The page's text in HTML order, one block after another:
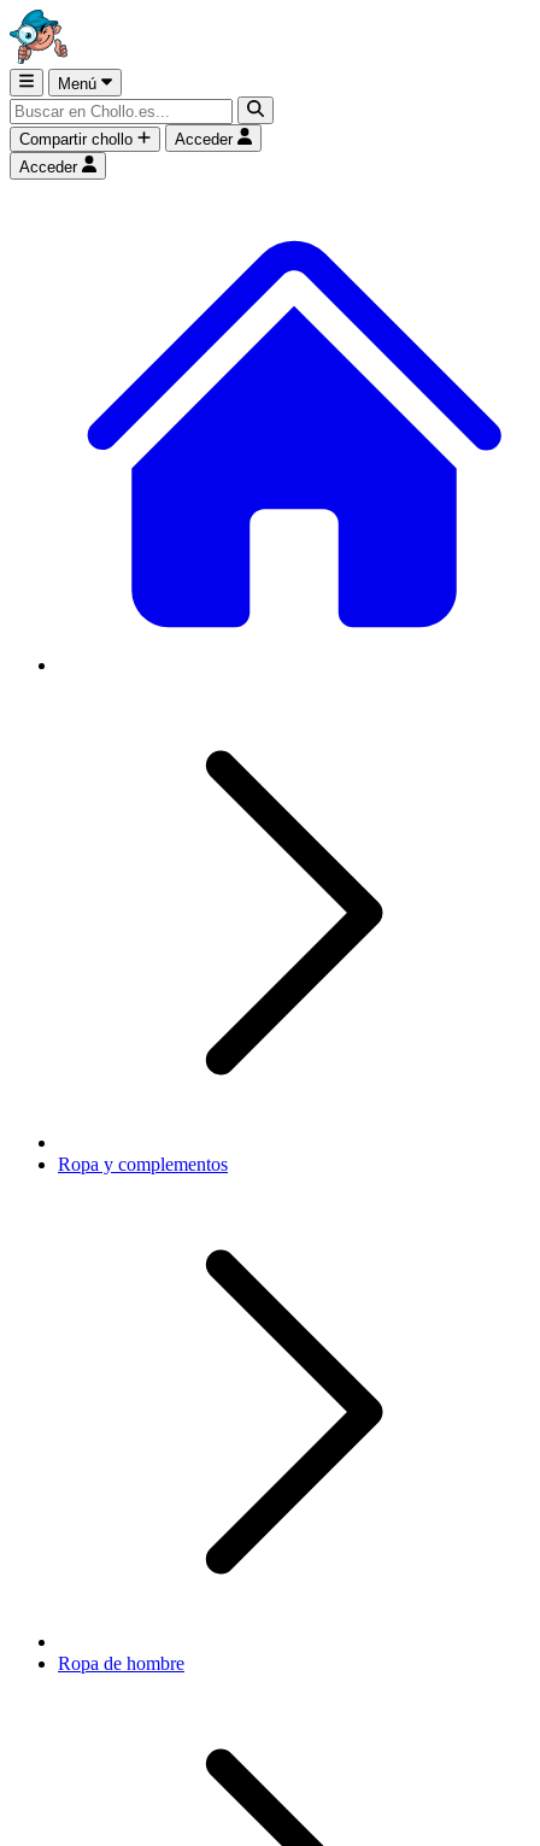
Menú
Compartir chollo
Acceder
Acceder
Ropa y complementos
Ropa de hombre